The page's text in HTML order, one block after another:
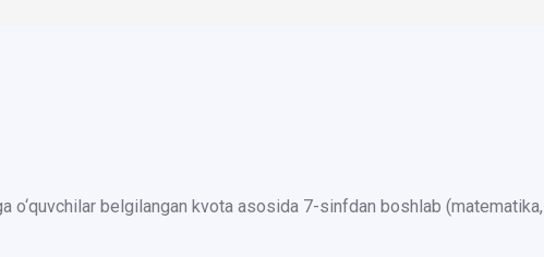
o‘quvchilar belgilangan kvota asosida 7-sinfdan boshlab